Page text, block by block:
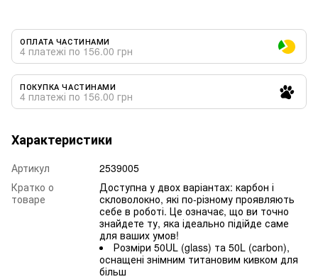
ОПЛАТА ЧАСТИНАМИ
4 платежі по 156.00 грн
ПОКУПКА ЧАСТИНАМИ
4 платежі по 156.00 грн
Характеристики
Артикул
2539005
Кратко о
товаре
Доступна у двох варіантах: карбон і
скловолокно, які по-різному проявляють
себе в роботі. Це означає, що ви точно
знайдете ту, яка ідеально підійде саме
для ваших умов!
Розміри 50UL (glass) та 50L (carbon),
оснащені знімним титановим кивком для
більш